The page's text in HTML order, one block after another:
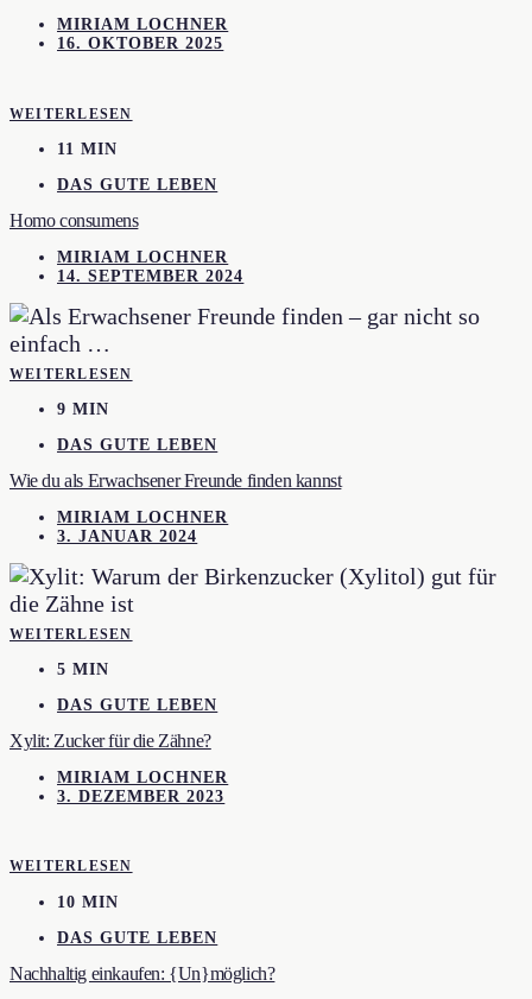
MIRIAM LOCHNER
16. OKTOBER 2025
WEITERLESEN
11 MIN
DAS GUTE LEBEN
Homo consumens
MIRIAM LOCHNER
14. SEPTEMBER 2024
WEITERLESEN
9 MIN
DAS GUTE LEBEN
Wie du als Erwachsener Freunde finden kannst
MIRIAM LOCHNER
3. JANUAR 2024
WEITERLESEN
5 MIN
DAS GUTE LEBEN
Xylit: Zucker für die Zähne?
MIRIAM LOCHNER
3. DEZEMBER 2023
WEITERLESEN
10 MIN
DAS GUTE LEBEN
Nachhaltig einkaufen: {Un}möglich?